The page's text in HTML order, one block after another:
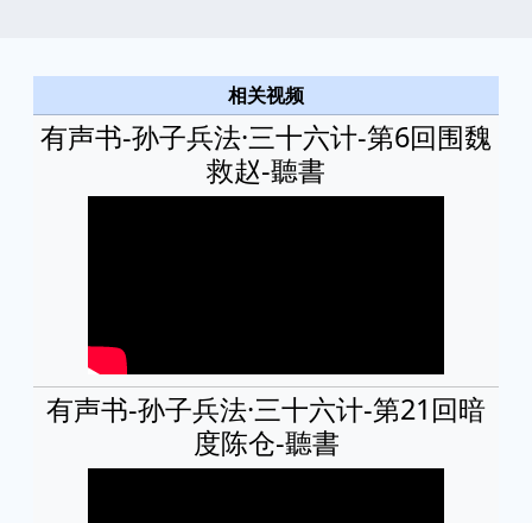
相关视频
有声书-孙子兵法·三十六计-第6回围魏
救赵-聽書
有声书-孙子兵法·三十六计-第21回暗
度陈仓-聽書